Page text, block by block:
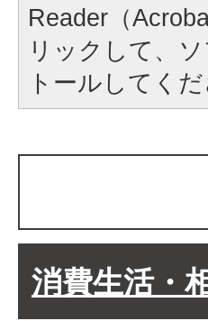
Reader（
リックして、
トールしてくだ
消費生活・